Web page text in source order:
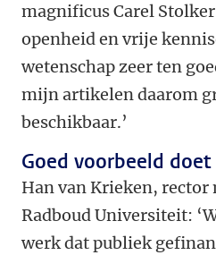
magnificus Carel
openheid en vrije
wetenschap zeer ten
mijn artikelen daarom
beschikbaar.’
Goed voorbeeld
Han van Krieken, rector
Radboud Universiteit:
werk dat publiek